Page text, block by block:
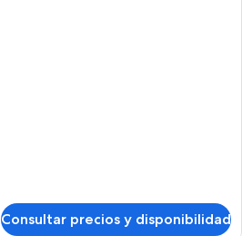
Consultar precios y disponibilidad